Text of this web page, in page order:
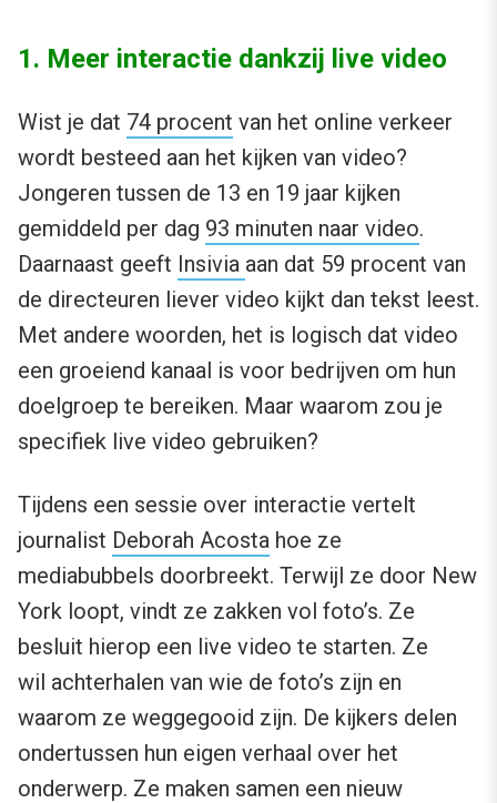
1. Meer interactie dankzij live video
Wist je dat 74 procent van het online verkeer
wordt besteed aan het kijken van video?
Jongeren tussen de 13 en 19 jaar kijken
gemiddeld per dag 93 minuten naar video.
Daarnaast geeft Insivia aan dat 59 procent van
de directeuren liever video kijkt dan tekst leest.
Met andere woorden, het is logisch dat video
een groeiend kanaal is voor bedrijven om hun
doelgroep te bereiken. Maar waarom zou je
specifiek live video gebruiken?
Tijdens een sessie over interactie vertelt
journalist Deborah Acosta hoe ze
mediabubbels doorbreekt. Terwijl ze door New
York loopt, vindt ze zakken vol foto’s. Ze
besluit hierop een live video te starten. Ze
wil achterhalen van wie de foto’s zijn en
waarom ze weggegooid zijn. De kijkers delen
ondertussen hun eigen verhaal over het
onderwerp. Ze maken samen een nieuw